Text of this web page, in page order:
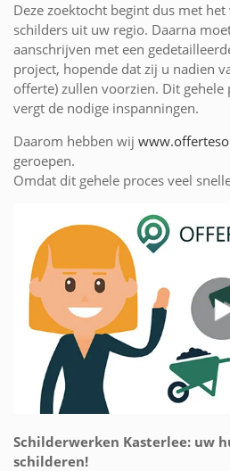
Deze zoektocht begint dus met
schilders uit uw regio. Daarna
aanschrijven met een
project, hopende dat zij u nadien
offerte) zullen voorzien. Dit gehele
vergt de nodige inspanningen.
Daarom hebben wij
geroepen.
Omdat dit gehele proces veel
Schilderwerken Kasterlee: uw
schilderen!